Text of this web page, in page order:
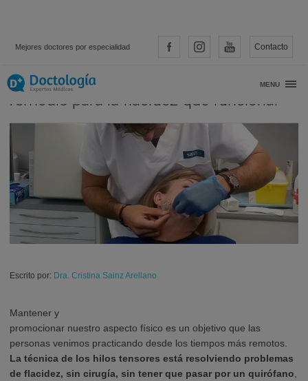
Mejores doctores por especialidad Contacto
MENU
Técnica de Mini-hilos faciales. ¡Un
remedio para la flacidez que funciona!
Escrito por: Dra. Cristina Sainz Arellano
Mantener y
promocionar nuestro aspecto físico es un objetivo que las
personas venimos practicando desde los tiempos más remotos.
La técnica de los hilos tensores está resolviendo problemas
de flacidez, sin cirugía, sin tener que pasar por un quirófano